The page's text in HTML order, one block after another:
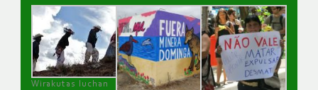
Wirakutas luchan